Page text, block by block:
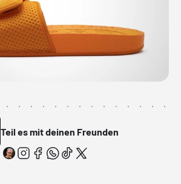
Teil es mit deinen Freunden